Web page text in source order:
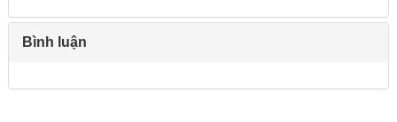
Bình luận